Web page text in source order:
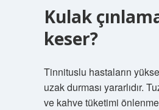
Kulak
keser?
Tinnituslu hastaların
uzak durması yararlıdır.
ve kahve tüketimi